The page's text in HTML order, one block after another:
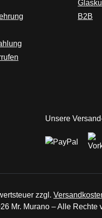
B2B
Unsere
zzgl.
Mr. Murano – Alle Rechte